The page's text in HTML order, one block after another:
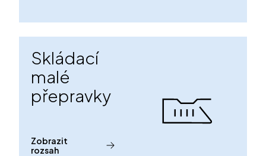
Skládací
malé
přepravky
Zobrazit
rozsah